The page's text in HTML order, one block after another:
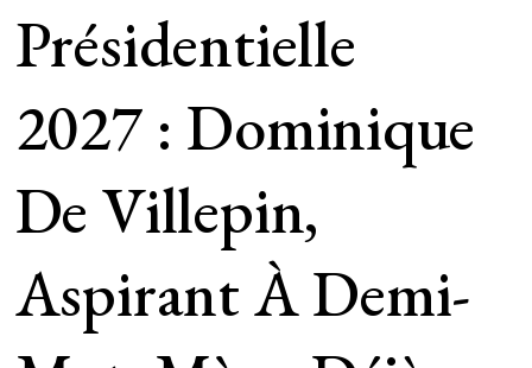
Présidentielle
2027 : Dominique
De Villepin,
Aspirant À Demi-